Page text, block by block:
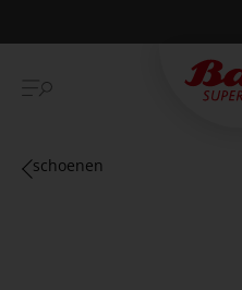
Betaal achteraf met Klarna
schoenen